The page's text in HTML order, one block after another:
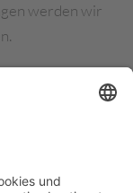
werden wir